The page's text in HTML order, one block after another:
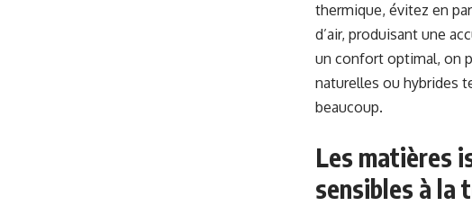
thermique, évitez en
d’air, produisant une
un confort optimal, on
naturelles ou hybrides
beaucoup.
Les matières
sensibles à la